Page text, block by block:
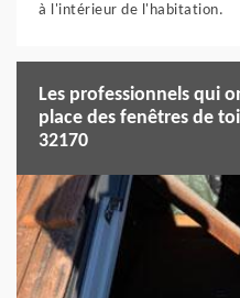
à l'intérieur de l'habitation.
Les professionnels qui
place des fenêtres de
32170